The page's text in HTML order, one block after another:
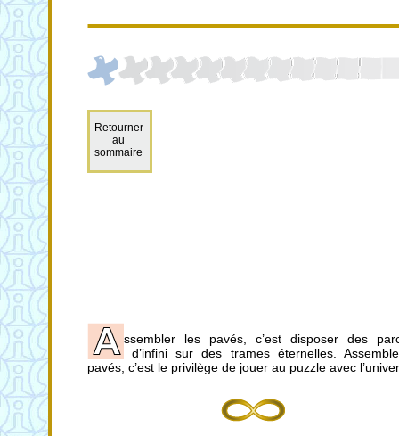
Retourner
au
sommaire
ssembler les pavés, c’est disposer des
d’infini sur des trames éternelles.
pavés, c’est le privilège de jouer au puzzle avec